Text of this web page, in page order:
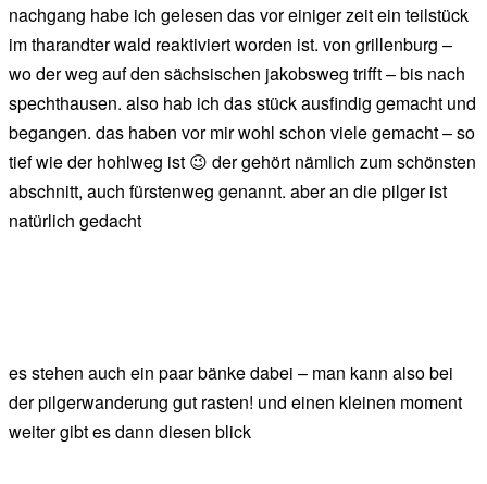
nachgang habe ich gelesen das vor einiger zeit ein teilstück
im tharandter wald reaktiviert worden ist. von grillenburg –
wo der weg auf den sächsischen jakobsweg trifft – bis nach
spechthausen. also hab ich das stück ausfindig gemacht und
begangen. das haben vor mir wohl schon viele gemacht – so
tief wie der hohlweg ist 😉 der gehört nämlich zum schönsten
abschnitt, auch fürstenweg genannt. aber an die pilger ist
natürlich gedacht
es stehen auch ein paar bänke dabei – man kann also bei
der pilgerwanderung gut rasten! und einen kleinen moment
weiter gibt es dann diesen blick